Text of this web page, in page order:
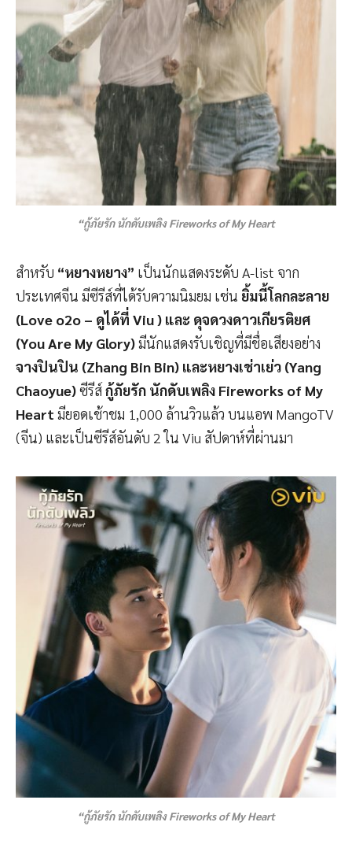
“กู้ภัยรัก นักดับเพลิง Fireworks of My Heart
สำหรับ “หยางหยาง” เป็นนักแสดงระดับ A-list จาก
ประเทศจีน มีซีรีส์ที่ได้รับความนิมยม เช่น ยิ้มนี้โลกละลาย
(Love o2o – ดูได้ที่ Viu ) และ ดุจดวงดาวเกียรติยศ
(You Are My Glory)มีนักแสดงรับเชิญที่มีชื่อเสียงอย่าง
จางปินปิน (Zhang Bin Bin) และหยางเช่าเย่ว (Yang
Chaoyue)ซีรีส์กู้ภัยรัก นักดับเพลิง Fireworks of My
Heart มียอดเช้าชม 1,000 ล้านวิวแล้ว บนแอพ MangoTV
(จีน) และเป็นซีรีส์อันดับ 2 ใน Viu สัปดาห์ที่ผ่านมา
“กู้ภัยรัก นักดับเพลิง Fireworks of My Heart